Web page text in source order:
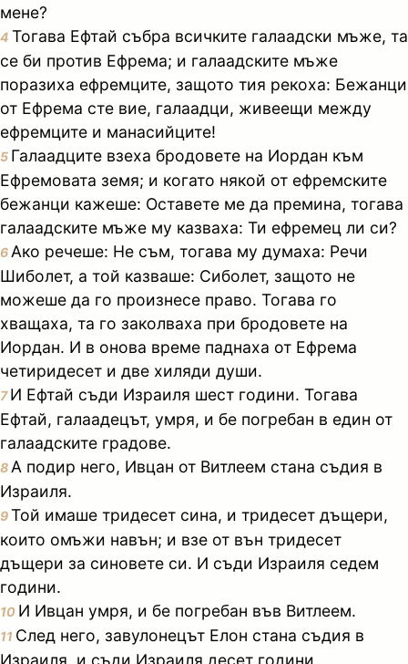
мене?
4 Тогава Ефтай събра всичките галаадски мъже, та
се би против Ефрема; и галаадските мъже
поразиха ефремците, защото тия рекоха: Бежанци
от Ефрема сте вие, галаадци, живеещи между
ефремците и манасийците!
5 Галаадците взеха бродовете на Иордан към
Ефремовата земя; и когато някой от ефремските
бежанци кажеше: Оставете ме да премина, тогава
галаадските мъже му казваха: Ти ефремец ли си?
6 Ако речеше: Не съм, тогава му думаха: Речи
Шиболет, а той казваше: Сиболет, защото не
можеше да го произнесе право. Тогава го
хващаха, та го заколваха при бродовете на
Иордан. И в онова време паднаха от Ефрема
четиридесет и две хиляди души.
7И Ефтай съди Израиля шест години. Тогава
Ефтай, галаадецът, умря, и бе погребан в един от
галаадските градове.
8 А подир него, Ивцан от Витлеем стана съдия в
Израиля.
9Той имаше тридесет сина, и тридесет дъщери,
които омъжи навън; и взе от вън тридесет
дъщери за синовете си. И съди Израиля седем
години.
10 И Ивцан умря, и бе погребан във Витлеем.
11 След него, завулонецът Елон стана съдия в
Израиля, и съди Израиля десет години.